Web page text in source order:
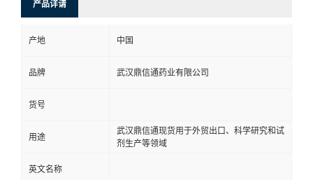
产品详请
产地 中国
品牌 武汉鼎信通药业有限公司
货号
用途
武汉鼎信通现货用于外贸出口、科学研究和试
剂生产等领域
英文名称